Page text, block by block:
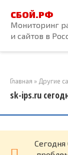
контенту
СБОЙ.РФ
Мониторинг
и сайтов в
Главная » Другие
sk-ips.ru